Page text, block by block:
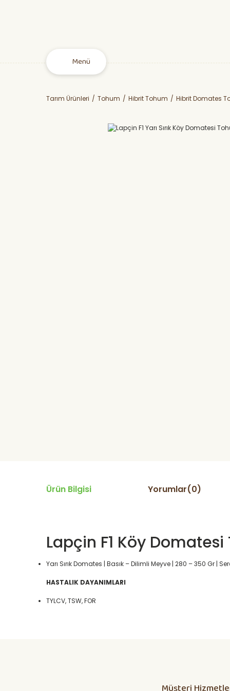
Menü
Tarım Ürünleri Tohum Hibrit Tohum Hibrit Domates
Ürün Bilgisi Yorumlar(0)
Lapçin F1 Köy
Yarı Sırık Domates | Basık – Dilimli Meyve | 280 – 350 Gr |
HASTALIK DAYANIMLARI
TYLCV, TSW, FOR